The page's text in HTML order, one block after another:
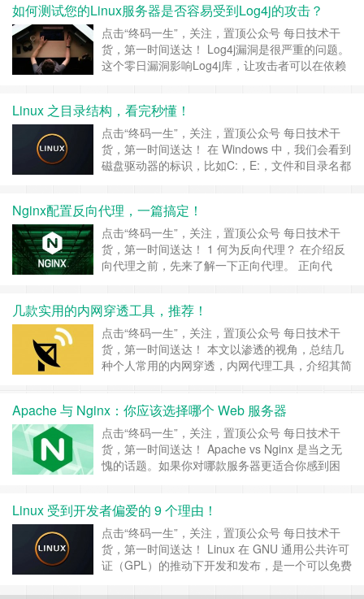
行Linux。 来源：CSDN 今年是Linus Torvalds发
布Linux首个版本的3……继续阅读 »
如何测试您的Linux服务器是否容易受到Log4j的攻击？
点击“终码一生”，关注，置顶公众号 每日技术干
货，第一时间送达！ Log4j漏洞是很严重的问题。
这个零日漏洞影响Log4j库，让攻击者可以在依赖
留意。 最大的问题之一是知道您是否容易受到攻
击。Log4j可以通过多种方式加以部署，因此情况
变得更为复杂。您……继续阅读 »
Linux 之目录结构，看完秒懂！
点击“终码一生”，关注，置顶公众号 每日技术干
货，第一时间送达！ 在 Windows 中，我们会看到
磁盘驱动器的标识，比如C:，E:，文件和目录名都
的目录结构： / – 根目录 顾名思义，根目录就是所
有目录所在的目录，它是 L……继续阅读 »
Nginx配置反向代理，一篇搞定！
点击“终码一生”，关注，置顶公众号 每日技术干
货，第一时间送达！ 1 何为反向代理？ 在介绍反
向代理之前，先来了解一下正向代理。 正向代
则需要通过代理服务器来访问，这种代理服务就称
为正向代理。下面是正向代理的原理图。 由于工
作……继续阅读 »
几款实用的内网穿透工具，推荐！
点击“终码一生”，关注，置顶公众号 每日技术干
货，第一时间送达！ 本文以渗透的视角，总结几
种个人常用的内网穿透，内网代理工具，介绍其简
目前支持tcp、udp流量转发，可支持任何tcp、
udp上层协议（访问内网网站、本地支付接口
调……继续阅读 »
Apache 与 Nginx：你应该选择哪个 Web 服务器
点击“终码一生”，关注，置顶公众号 每日技术干
货，第一时间送达！ Apache vs Nginx 是当之无
愧的话题。如果你对哪款服务器更适合你感到困
Web 服务器。他们共同负责为互联网上超过 50%
的流量提供服务。但近年来，Apache 出现了下
滑，取……继续阅读 »
Linux 受到开发者偏爱的 9 个理由！
点击“终码一生”，关注，置顶公众号 每日技术干
货，第一时间送达！ Linux 在 GNU 通用公共许可
证（GPL）的推动下开发和发布，是一个可以免费